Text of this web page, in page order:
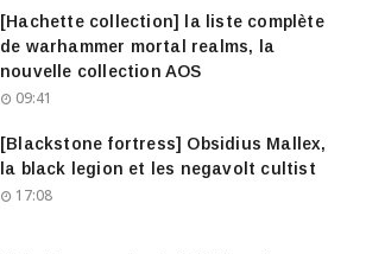
[Hachette collection] la liste complète
de warhammer mortal realms, la
nouvelle collection AOS
09:41
[Blackstone fortress] Obsidius Mallex,
la black legion et les negavolt cultist
17:08